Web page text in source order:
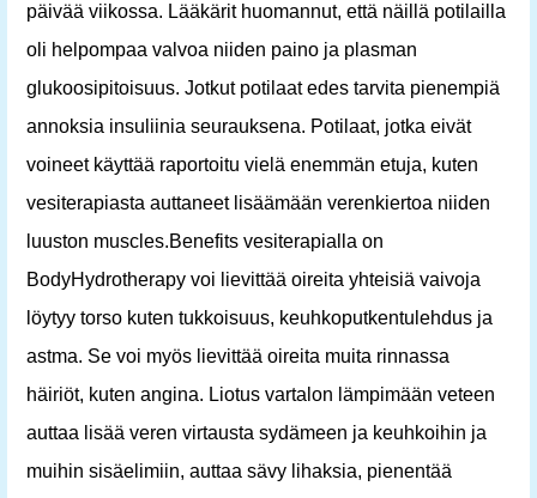
päivää viikossa. Lääkärit huomannut, että näillä potilailla
oli helpompaa valvoa niiden paino ja plasman
glukoosipitoisuus. Jotkut potilaat edes tarvita pienempiä
annoksia insuliinia seurauksena. Potilaat, jotka eivät
voineet käyttää raportoitu vielä enemmän etuja, kuten
vesiterapiasta auttaneet lisäämään verenkiertoa niiden
luuston muscles.Benefits vesiterapialla on
BodyHydrotherapy voi lievittää oireita yhteisiä vaivoja
löytyy torso kuten tukkoisuus, keuhkoputkentulehdus ja
astma. Se voi myös lievittää oireita muita rinnassa
häiriöt, kuten angina. Liotus vartalon lämpimään veteen
auttaa lisää veren virtausta sydämeen ja keuhkoihin ja
muihin sisäelimiin, auttaa sävy lihaksia, pienentää